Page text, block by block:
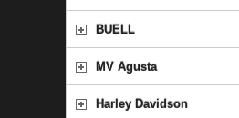
BUELL
MV Agusta
Harley Davidson